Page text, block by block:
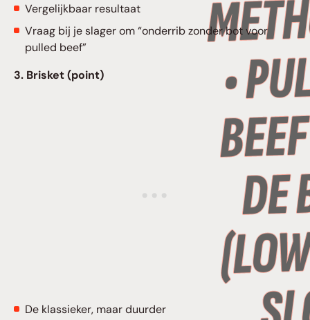
Vergelijkbaar resultaat
Vraag bij je slager om “onderrib zonder bot voor
pulled beef”
3. Brisket (point)
De klassieker, maar duurder